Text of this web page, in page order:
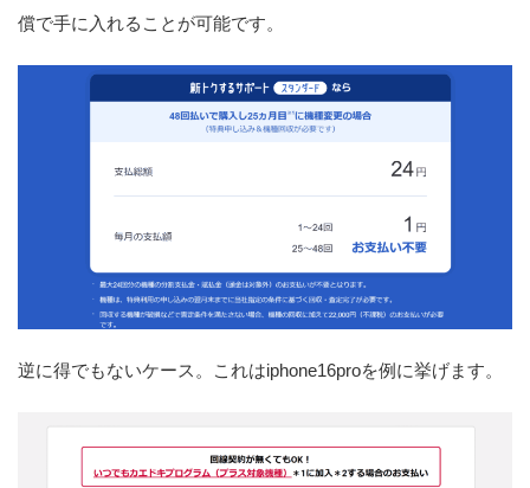
償で手に入れることが可能です。
逆に得でもないケース。これはiphone16proを例に挙げます。